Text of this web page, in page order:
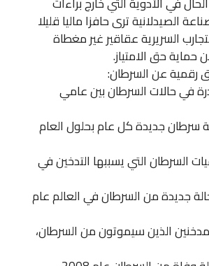
الصيدلانية ترى حافزا ماليا قليلا
السريرية عقاقير غير مغطاة
حماية حق الامتياز.
رقمية عن السرطان:
مقدرة في حالات السرطان بين عامي
سرطان جديدة كل عام بحلول العام
وفيات السرطان التي يسببها التدخين في
حالة جديدة من السرطان في العالم عام
الذين سيموتون من السرطان،